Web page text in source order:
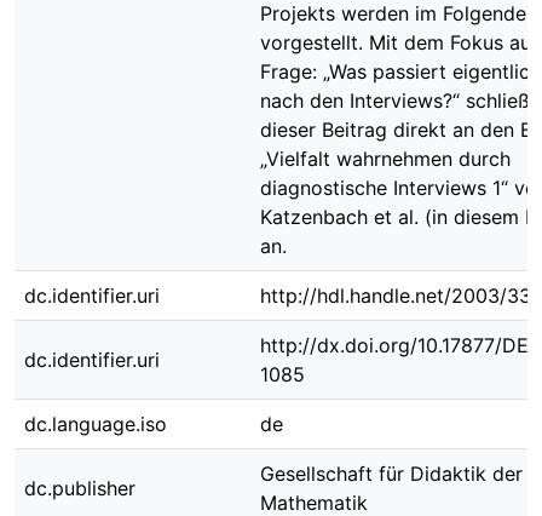
Projekts werden im Folgenden
vorgestellt. Mit dem Fokus
Frage: „Was passiert eigentlich
nach den Interviews?“ schließt
dieser Beitrag direkt an den
„Vielfalt wahrnehmen durch
diagnostische Interviews 1“
Katzenbach et al. (in diesem
an.
dc.identifier.uri http://hdl.handle.net/2003/
dc.identifier.uri
http://dx.doi.org/10.17877/
1085
dc.language.iso de
dc.publisher
Gesellschaft für Didaktik der
Mathematik